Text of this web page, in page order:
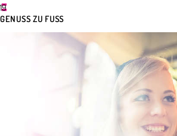
19
GENUSS ZU FUSS